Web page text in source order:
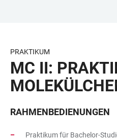
BARRIEREFREIHEIT
PRAKTIKUM
MC II:
RAHMENBEDIENUNGEN
Praktikum für Bachelor-